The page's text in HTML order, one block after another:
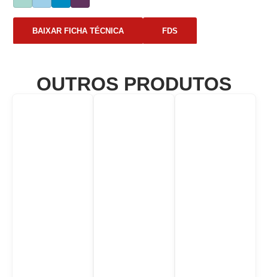
BAIXAR FICHA TÉCNICA FDS
OUTROS PRODUTOS